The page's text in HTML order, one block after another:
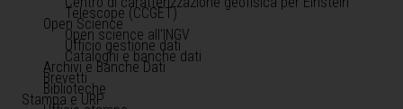
Telescope (CCGET)
Open Science
Open science all'INGV
Ufficio gestione dati
Cataloghi e banche dati
Archivi e Banche Dati
Brevetti
Biblioteche
Stampa e URP